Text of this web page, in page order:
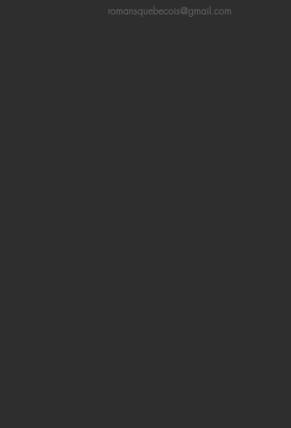
romansquebecois@gmail.com